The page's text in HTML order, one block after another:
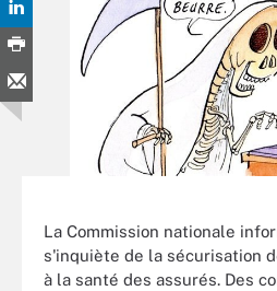
La Commission nationale
s'inquiète de la sécurisation
à la santé des assurés. Des